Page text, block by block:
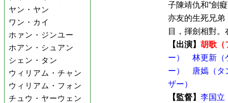
ヤン・ヤン
ワン・カイ
ホァン・ジンユー
ホアン・シュアン
シェン・タン
ウィリアム・チャン
ウィリアム・フォン
チュウ・ヤーウェン
子陳靖仇和“劍
亦友的生死兄弟
目，揮劍相對
【出演】 胡歌（
ー）
林更新（
ー）
唐嫣（タ
ザー）
【監督】 李国立